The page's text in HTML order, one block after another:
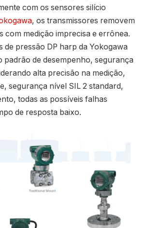
com os sensores silício
, os transmissores removem
com medição imprecisa e errônea.
de pressão DP harp da Yokogawa
padrão de desempenho, segurança
alta precisão na medição,
segurança nível SIL 2 standard,
todas as possíveis falhas
de resposta baixo.